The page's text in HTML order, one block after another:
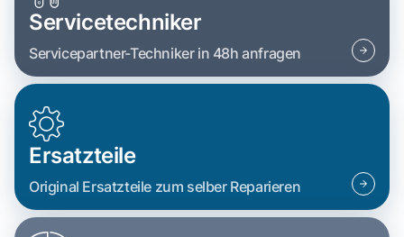
Servicetechniker
Servicepartner-Techniker in 48h anfragen
Ersatzteile
Original Ersatzteile zum selber Reparieren